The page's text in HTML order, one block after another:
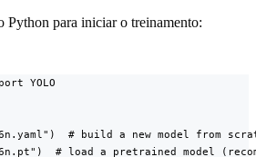
Python para iniciar o treinamento:
YOLO
# build a new model from
# load a pretrained model